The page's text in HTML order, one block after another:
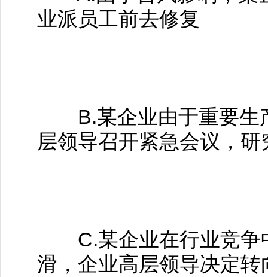
业派员工前去修复
B.某企业由于重要生
层领导召开紧急会议，研
C.某企业在行业竞争
滑，企业高层领导决定转